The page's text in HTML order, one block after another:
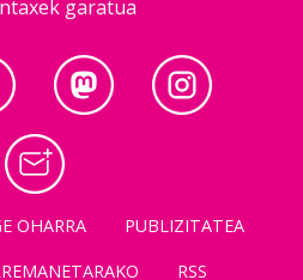
garatua
OHARRA
PUBLIZITATEA
RSS